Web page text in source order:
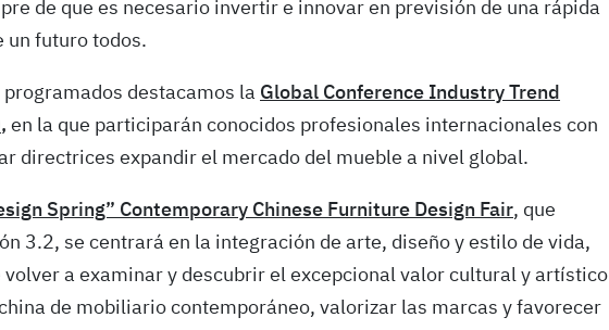
de que es necesario invertir e innovar en previsión de una rápida
un futuro todos.
programados destacamos la Global Conference Industry Trend
, en la que participarán conocidos profesionales internacionales con
directrices expandir el mercado del mueble a nivel global.
Spring” Contemporary Chinese Furniture Design Fair, que
3.2, se centrará en la integración de arte, diseño y estilo de vida,
volver a examinar y descubrir el excepcional valor cultural y artístico
de mobiliario contemporáneo, valorizar las marcas y favorecer